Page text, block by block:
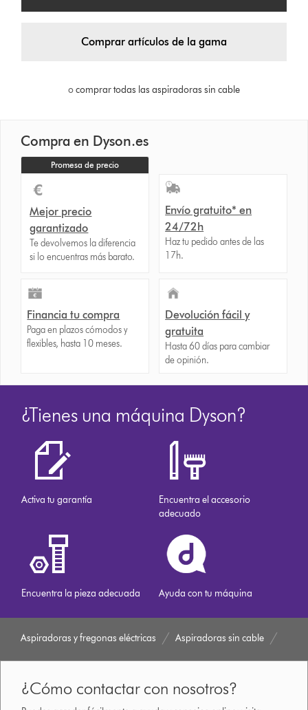
Comprar artículos de la gama
ocomprar todas las aspiradoras sin cable
Compra en Dyson.es
Promesa de precio
Mejor precio
garantizado
Te devolvemos la diferencia
si lo encuentras más barato.
Envío gratuito* en
24/72h
Haz tu pedido antes de las
17h.
Financia tu compra
Paga en plazos cómodos y
flexibles, hasta 10 meses.
Devolución fácil y
gratuita
Hasta 60 días para cambiar
de opinión.
¿Tienes una máquina Dyson?
Activa tu garantía
Encuentra el accesorio
adecuado
Encuentra la pieza adecuada Ayuda con tu máquina
Aspiradoras y fregonas eléctricas Aspiradoras sin cable
¿Cómo contactar con nosotros?